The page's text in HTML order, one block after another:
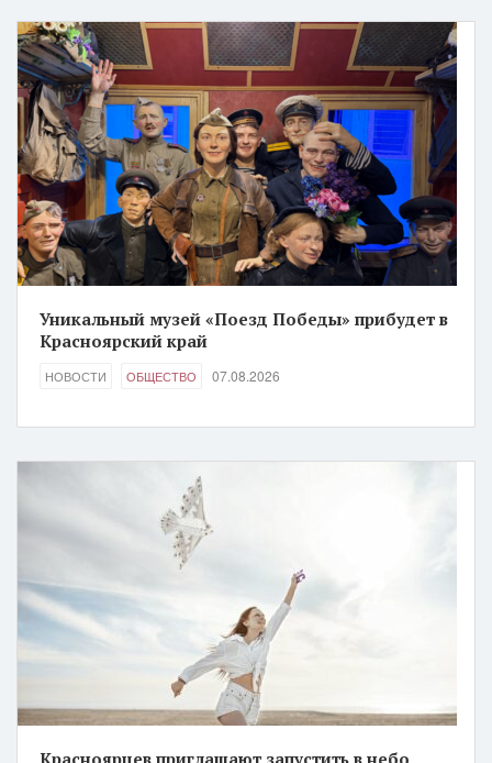
Уникальный музей «Поезд Победы» прибудет в
Красноярский край
НОВОСТИ ОБЩЕСТВО 07.08.2026
Красноярцев приглашают запустить в небо